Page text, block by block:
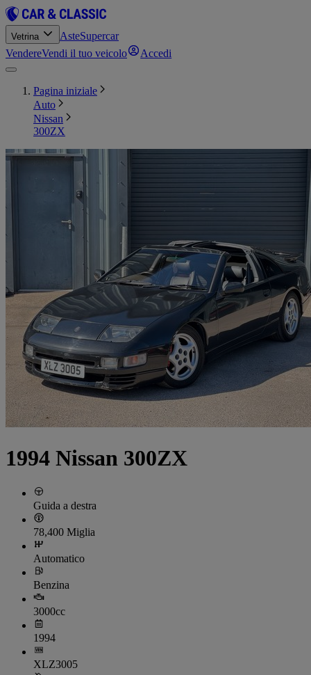
Vetrina AsteSupercar
VendereVendi il tuo veicolo Accedi
Pagina iniziale
Auto
Nissan
300ZX
1994 Nissan 300ZX
Guida a destra
78,400 Miglia
Automatico
Benzina
3000cc
1994
XLZ3005